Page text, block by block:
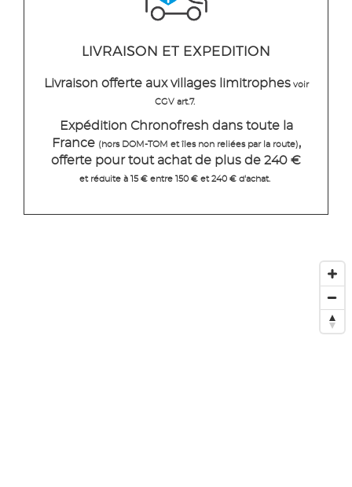
LIVRAISON ET EXPEDITION
Livraison offerte aux villages limitrophesvoir
CGV art.7.
Expédition Chronofresh dans toute la
France (hors DOM-TOM et îles non reliées par la route),
offerte pour tout achat de plus de 240 €
et réduite à 15 € entre 150 € et 240 € d'achat.